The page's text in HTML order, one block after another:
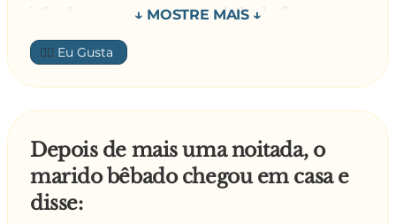
Cabeçudo foi absolvido e o Zé voltou a tomar
um Alcoólatra Anônimo!
— Você deve estar enganado, a gente nunca
— Pescô, sim!
bêbado e surpreso, ao ver o bêbado firme e
forte, perguntou:
— E aí, gostou da cachaça de ontem?
O cachaceiro respondeu:
— Até que ela é gostosa, mas não vou querer
— Porque? — perguntou Luiz.
— Por que ontem, quando cheguei em casa, fui
m**... e a privada ficou cheia de furinhos!
👍🏼
Depois de mais uma noitada, o
marido bêbado chegou em casa e
disse: